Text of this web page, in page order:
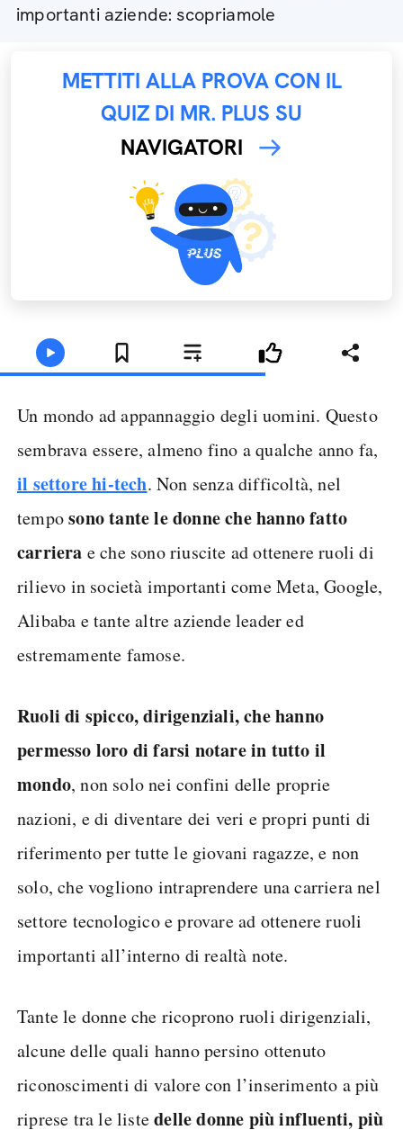
importanti aziende: scopriamole
METTITI ALLA PROVA CON IL
QUIZ DI MR. PLUS SU
NAVIGATORI
Un mondo ad appannaggio degli uomini. Questo
sembrava essere, almeno fino a qualche anno fa,
il settore hi-tech. Non senza difficoltà, nel
temposono tante le donne che hanno fatto
carriera e che sono riuscite ad ottenere ruoli di
rilievo in società importanti come Meta, Google,
Alibaba e tante altre aziende leader ed
estremamente famose.
Ruoli di spicco, dirigenziali, che hanno
permesso loro di farsi notare in tutto il
mondo, non solo nei confini delle proprie
nazioni, e di diventare dei veri e propri punti di
riferimento per tutte le giovani ragazze, e non
solo, che vogliono intraprendere una carriera nel
settore tecnologico e provare ad ottenere ruoli
importanti all’interno di realtà note.
Tante le donne che ricoprono ruoli dirigenziali,
alcune delle quali hanno persino ottenuto
riconoscimenti di valore con l’inserimento a più
riprese tra le listedelle donne più influenti, più